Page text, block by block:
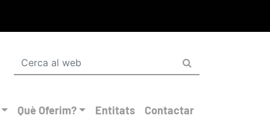
Què Oferim? Entitats Contactar